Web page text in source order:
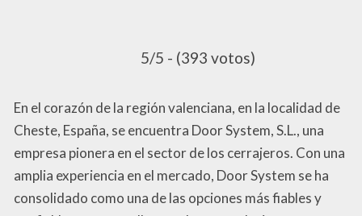
5/5 - (393 votos)
En el corazón de la región valenciana, en la localidad de
Cheste, España, se encuentra Door System, S.L., una
empresa pionera en el sector de los cerrajeros. Con una
amplia experiencia en el mercado, Door System se ha
consolidado como una de las opciones más fiables y